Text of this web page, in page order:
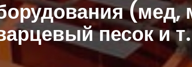
(мед,
песок и